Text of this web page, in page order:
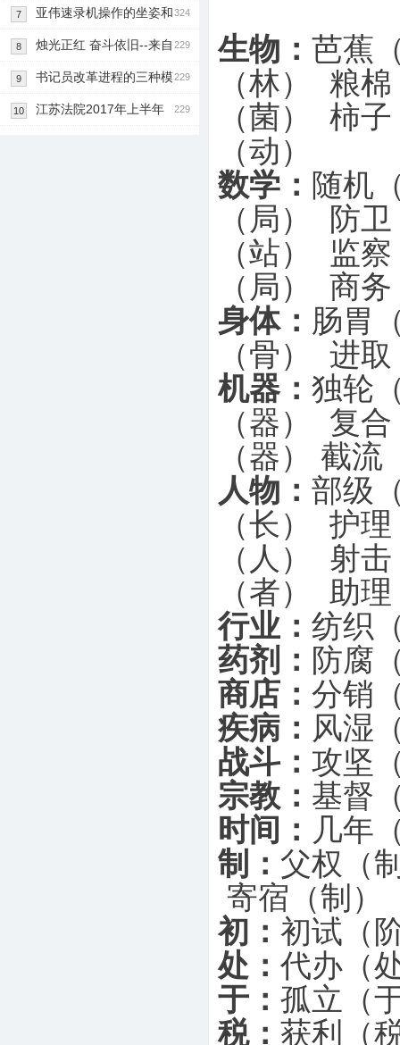
生物： 芭蕉
（林） 粮
（菌） 柿
（动）
数学： 随机
（局） 防
（站） 监
（局） 商
身体： 肠胃
（骨） 进
机器： 独轮
（器） 复
（器） 截流
人物： 部级
（长） 护
（人） 射
（者） 助
行业： 纺织
药剂： 防腐
商店： 分销
疾病： 风湿
战斗： 攻坚
宗教： 基督
时间： 几年
制： 父权（
寄宿（制）
初： 初试（
处： 代办（
于： 孤立（
税： 获利（
释放了哪些教育 324
7 亚伟速录机操作的坐姿和
指法 229
8 烛光正红 奋斗依旧--来自
中国速记网 229
9 书记员改革进程的三种模
式 229
10 江苏法院2017年上半年